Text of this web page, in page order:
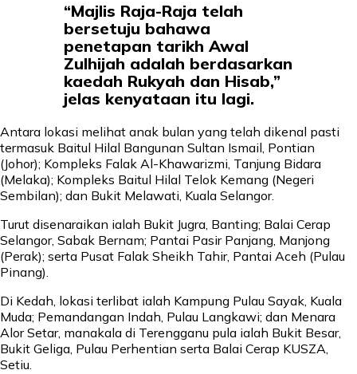
“Majlis Raja-Raja telah
bersetuju bahawa
penetapan tarikh Awal
Zulhijah adalah berdasarkan
kaedah Rukyah dan Hisab,”
jelas kenyataan itu lagi.
Antara lokasi melihat anak bulan yang telah dikenal pasti
termasuk Baitul Hilal Bangunan Sultan Ismail, Pontian
(Johor); Kompleks Falak Al-Khawarizmi, Tanjung Bidara
(Melaka); Kompleks Baitul Hilal Telok Kemang (Negeri
Sembilan); dan Bukit Melawati, Kuala Selangor.
Turut disenaraikan ialah Bukit Jugra, Banting; Balai Cerap
Selangor, Sabak Bernam; Pantai Pasir Panjang, Manjong
(Perak); serta Pusat Falak Sheikh Tahir, Pantai Aceh (Pulau
Pinang).
Di Kedah, lokasi terlibat ialah Kampung Pulau Sayak, Kuala
Muda; Pemandangan Indah, Pulau Langkawi; dan Menara
Alor Setar, manakala di Terengganu pula ialah Bukit Besar,
Bukit Geliga, Pulau Perhentian serta Balai Cerap KUSZA,
Setiu.